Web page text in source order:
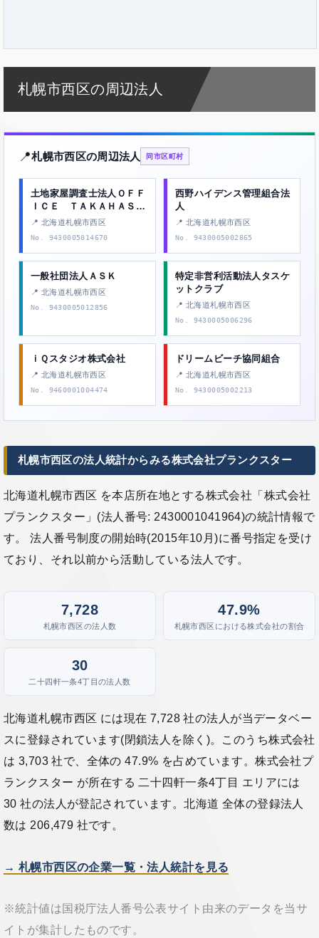
札幌市西区の周辺法人
📍札幌市西区の周辺法人 同市区町村
土地家屋調査士法人ＯＦＦ
ＩＣＥ ＴＡＫＡＨＡＳＨ
Ｉ
📍 北海道札幌市西区
No. 9430005014670
西野ハイデンス管理組合法
人
📍 北海道札幌市西区
No. 9430005002865
一般社団法人ＡＳＫ
📍 北海道札幌市西区
No. 9430005012856
特定非営利活動法人タスケ
ットクラブ
📍 北海道札幌市西区
No. 9430005006296
ｉＱスタジオ株式会社
📍 北海道札幌市西区
No. 9460001004474
ドリームビーチ協同組合
📍 北海道札幌市西区
No. 9430005002213
札幌市西区の法人統計からみる株式会社プランクスター
北海道札幌市西区 を本店所在地とする株式会社「株式会社
プランクスター」(法人番号: 2430001041964)の統計情報で
す。 法人番号制度の開始時(2015年10月)に番号指定を受け
ており、それ以前から活動している法人です。
7,728
札幌市西区の法人数
47.9%
札幌市西区における株式会社の割合
30
二十四軒一条4丁目の法人数
北海道札幌市西区 には現在 7,728 社の法人が当データベー
スに登録されています(閉鎖法人を除く)。このうち株式会社
は 3,703 社で、全体の 47.9% を占めています。株式会社プ
ランクスター が所在する 二十四軒一条4丁目 エリアには
30 社の法人が登記されています。北海道 全体の登録法人
数は 206,479 社です。
→ 札幌市西区の企業一覧・法人統計を見る
※統計値は国税庁法人番号公表サイト由来のデータを当サ
イトが集計したものです。